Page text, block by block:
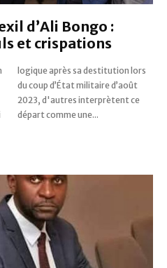
d’Ali Bongo :
et crispations
départ comme une...